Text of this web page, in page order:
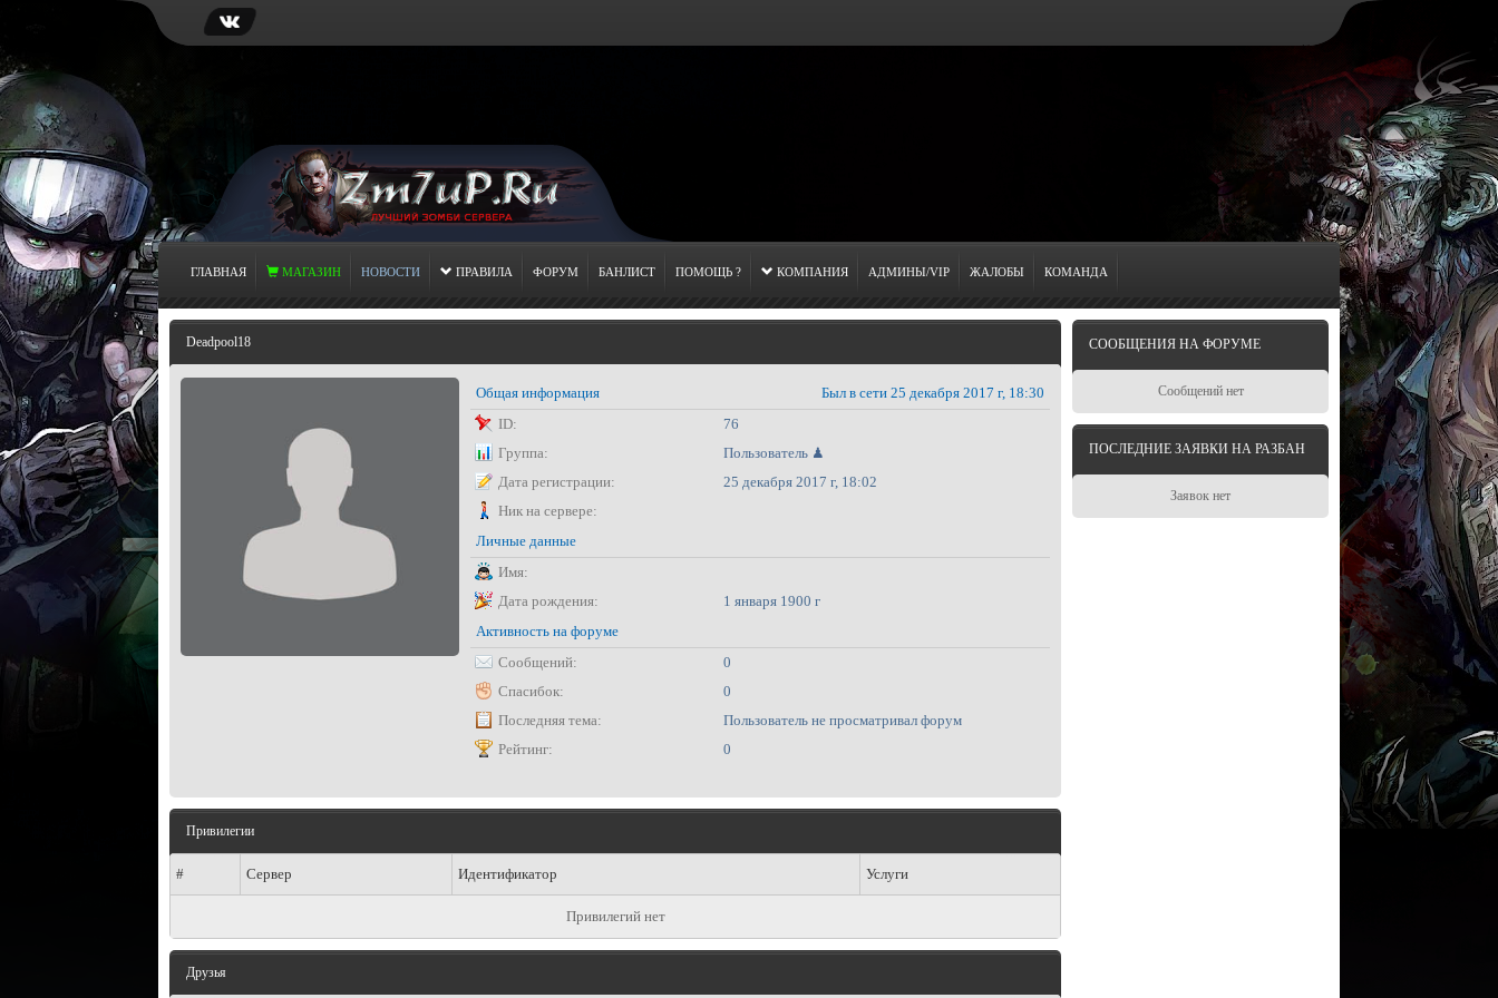
ГЛАВНАЯ МАГАЗИН НОВОСТИ ПРАВИЛА ФОРУМ БАНЛИСТ ПОМОЩЬ ? КОМПАНИЯ АДМИНЫ/VIP ЖАЛОБЫ КОМАНДА
Deadpool18
Общая информация
Был в сети 25 декабря 2017 г, 18:30
ID:
76
Группа:
Пользователь ♟
Дата регистрации:
25 декабря 2017 г, 18:02
Ник на сервере:
Личные данные
Имя:
Дата рождения:
1 января 1900 г
Активность на форуме
Сообщений:
0
Спасибок:
0
Последняя тема:
Пользователь не просматривал форум
Рейтинг:
0
Привилегии
# Сервер Идентификатор Услуги
Привилегий нет
Друзья
СООБЩЕНИЯ НА ФОРУМЕ
Сообщений нет
ПОСЛЕДНИЕ ЗАЯВКИ НА РАЗБАН
Заявок нет